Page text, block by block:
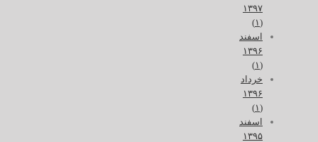
۱۳۹۷
(۱)
اسفند
۱۳۹۶
(۱)
خرداد
۱۳۹۶
(۱)
اسفند
۱۳۹۵